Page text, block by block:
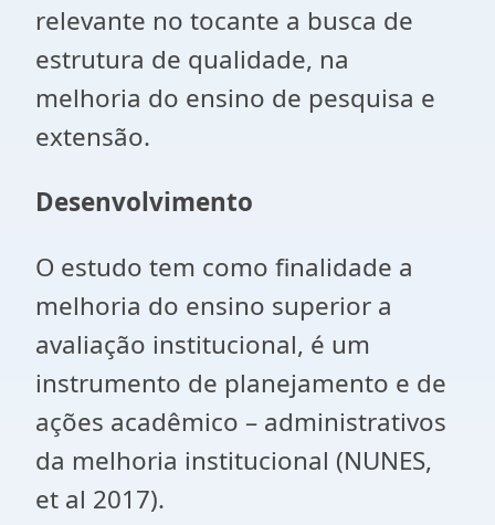
relevante no tocante a busca de
estrutura de qualidade, na
melhoria do ensino de pesquisa e
extensão.
Desenvolvimento
O estudo tem como finalidade a
melhoria do ensino superior a
avaliação institucional, é um
instrumento de planejamento e de
ações acadêmico – administrativos
da melhoria institucional (NUNES,
et al 2017).